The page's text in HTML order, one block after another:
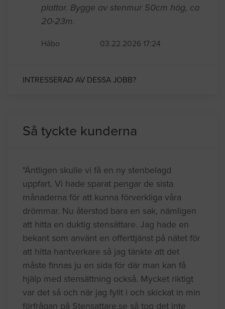
plattor. Bygge av stenmur 50cm hög, ca
20-23m.
Håbo 03.22.2026 17:24
INTRESSERAD AV DESSA JOBB?
Så tyckte kunderna
"Äntligen skulle vi få en ny stenbelagd
uppfart. Vi hade sparat pengar de sista
månaderna för att kunna förverkliga våra
drömmar. Nu återstod bara en sak, nämligen
att hitta en duktig stensättare. Jag hade en
bekant som använt en offerttjänst på nätet för
att hitta hantverkare så jag tänkte att det
måste finnas ju en sida för där man kan få
hjälp med stensättning också. Mycket riktigt
var det så och när jag fyllt i och skickat in min
förfrågan på Stensattare.se så tog det inte